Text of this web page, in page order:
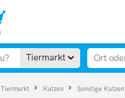
Tiermarkt
Tiermarkt Katzen Sonstige Katzen